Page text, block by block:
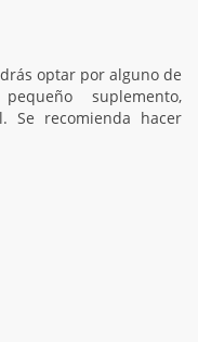
optar por alguno de
suplemento,
Se recomienda hacer